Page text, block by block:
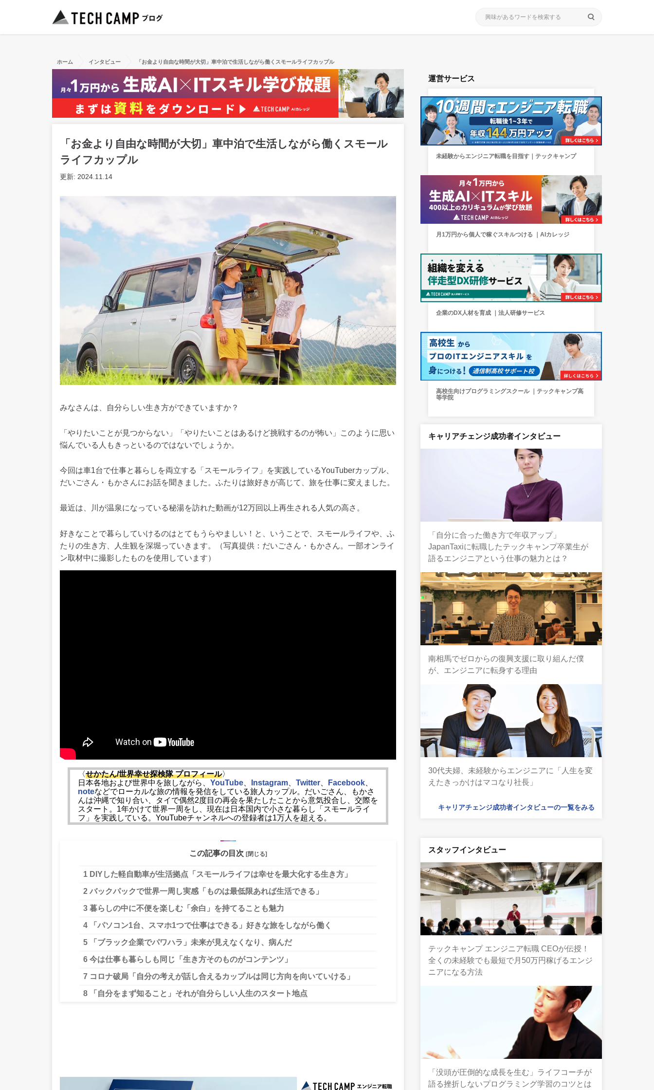
search
ホーム インタビュー 「お金より自由な時間が大切」車中泊で生活しながら働くスモールライフカップル
「お金より自由な時間が大切」車中泊で生活しながら働くスモール
ライフカップル
更新: 2024.11.14
みなさんは、自分らしい生き方ができていますか？
「やりたいことが見つからない」「やりたいことはあるけど挑戦するのが怖い」このように思い
悩んでいる人もきっといるのではないでしょうか。
今回は車1台で仕事と暮らしを両立する「スモールライフ」を実践しているYouTuberカップル、
だいごさん・もかさんにお話を聞きました。ふたりは旅好きが高じて、旅を仕事に変えました。
最近は、川が温泉になっている秘湯を訪れた動画が12万回以上再生される人気の高さ。
好きなことで暮らしていけるのはとてもうらやましい！と、いうことで、スモールライフや、ふ
たりの生き方、人生観を深堀っていきます。（写真提供：だいごさん・もかさん。一部オンライ
ン取材中に撮影したものを使用しています）
〈せかたん/世界幸せ探検隊 プロフィール〉
日本各地および世界中を旅しながら、 YouTube Instagram Twitter Facebook
noteなどでローカルな旅の情報を発信をしている旅人カップル。だいごさん、もかさ
んは沖縄で知り合い、タイで偶然2度目の再会を果たしたことから意気投合し、交際を
スタート。1年かけて世界一周をし、現在は日本国内で小さな暮らし「スモールライ
フ」を実践している。YouTubeチャンネルへの登録者は1万人を超える。
この記事の目次 [閉じる]
1 DIYした軽自動車が生活拠点「スモールライフは幸せを最大化する生き方」
2 バックパックで世界一周し実感「ものは最低限あれば生活できる」
3 暮らしの中に不便を楽しむ「余白」を持てることも魅力
4 「パソコン1台、スマホ1つで仕事はできる」好きな旅をしながら働く
5 「ブラック企業でパワハラ」未来が見えなくなり、病んだ
6 今は仕事も暮らしも同じ「生き方そのものがコンテンツ」
7 コロナ破局「自分の考えが話し合えるカップルは同じ方向を向いていける」
8 「自分をまず知ること」それが自分らしい人生のスタート地点
運営サービス
未経験からエンジニア転職を目指す｜テックキャンプ
月1万円から個人で稼ぐスキルつける ｜AIカレッジ
企業のDX人材を育成 ｜法人研修サービス
高校生向けプログラミングスクール ｜テックキャンプ高
等学院
キャリアチェンジ成功者インタビュー
「自分に合った働き方で年収アップ」
JapanTaxiに転職したテックキャンプ卒業生が
語るエンジニアという仕事の魅力とは？
南相馬でゼロからの復興支援に取り組んだ僕
が、エンジニアに転身する理由
30代夫婦、未経験からエンジニアに「人生を変
えたきっかけはマコなり社長」
キャリアチェンジ成功者インタビューの一覧をみる
スタッフインタビュー
テックキャンプ エンジニア転職 CEOが伝授！
全くの未経験でも最短で月50万円稼げるエンジ
ニアになる方法
「没頭が圧倒的な成長を生む」ライフコーチが
語る挫折しないプログラミング学習のコツとは